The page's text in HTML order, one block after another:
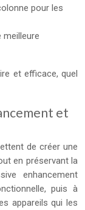
pour les
meilleure
et efficace, quel
et
de créer une
en préservant la
enhancement
puis à
appareils qui les